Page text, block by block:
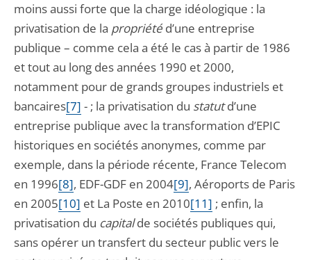
moins aussi forte que la charge idéologique : la
privatisation de la propriétéd’une entreprise
publique – comme cela a été le cas à partir de 1986
et tout au long des années 1990 et 2000,
notamment pour de grands groupes industriels et
bancaires[7] - ; la privatisation du statutd’une
entreprise publique avec la transformation d’EPIC
historiques en sociétés anonymes, comme par
exemple, dans la période récente, France Telecom
en 1996[8], EDF-GDF en 2004[9], Aéroports de Paris
en 2005[10] et La Poste en 2010[11] ; enfin, la
privatisation du capitalde sociétés publiques qui,
sans opérer un transfert du secteur public vers le